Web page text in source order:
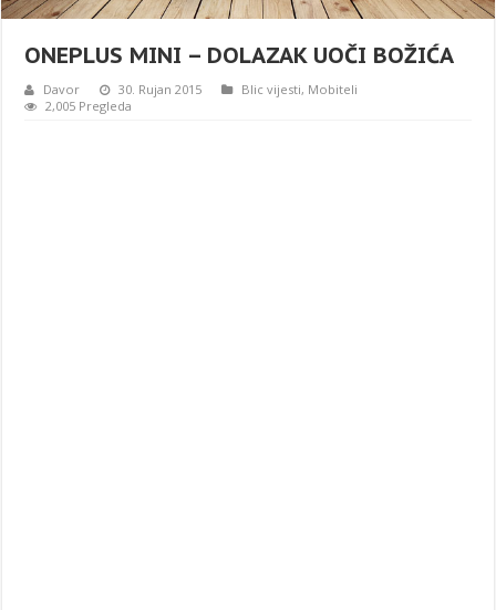
ONEPLUS MINI – DOLAZAK UOČI BOŽIĆA
Davor 30. Rujan 2015 Blic vijesti, Mobiteli
2,005 Pregleda